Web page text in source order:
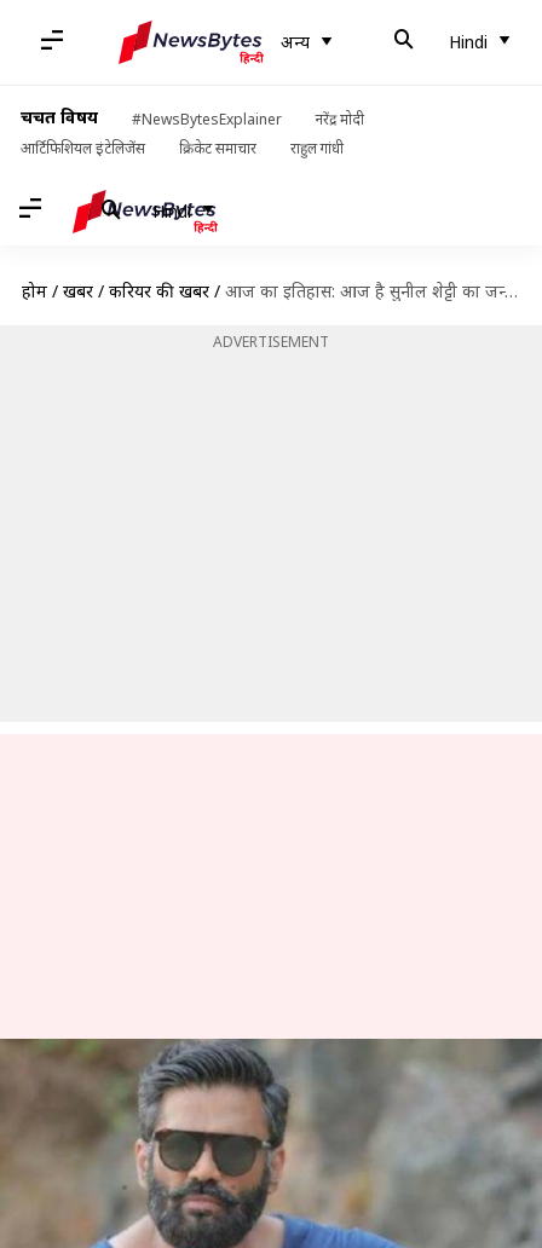
अन्य Hindi
चर्चित विषय #NewsBytesExplainer
नरेंद्र मोदी
आर्टिफिशियल इंटेलिजेंस
क्रिकेट समाचार राहुल गांधी
Hindi
होम / खबरें / करियर की खबरें / आज का इतिहास: आज है सुनील शेट्टी का जन्मदिन, जानें कुछ प्रमुख घटनाएं
ADVERTISEMENT
आज का इतिहास: आज है सुनील
शेट्टी का जन्मदिन, जानें कुछ प्रमुख
घटनाएं
Aug 11, 2019 09:31 am